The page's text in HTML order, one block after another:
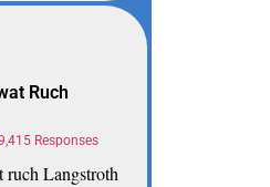
Ruch
Responses
Langstroth